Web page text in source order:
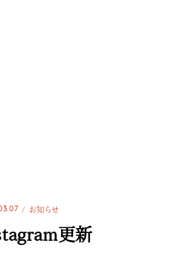
お知らせ
更新